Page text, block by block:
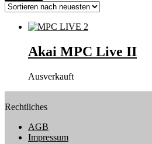
Akai MPC Live II
Ausverkauft
Rechtliches
AGB
Impressum